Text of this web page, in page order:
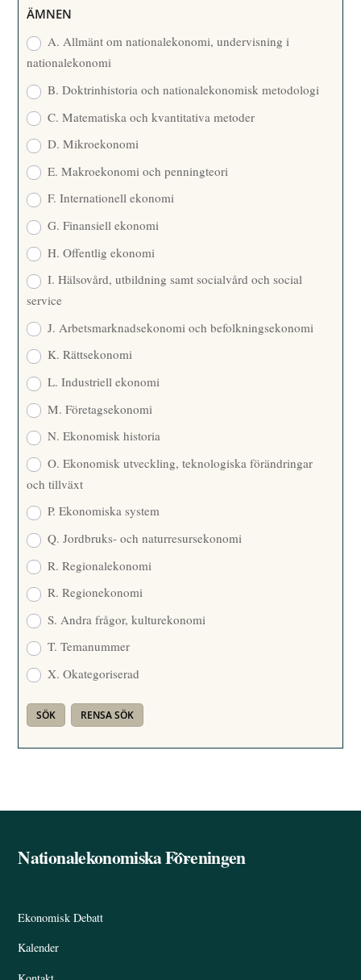
R
ÄMNEN
A. Allmänt om nationalekonomi, undervisning i
nationalekonomi
B. Doktrinhistoria och nationalekonomisk metodologi
C. Matematiska och kvantitativa metoder
D. Mikroekonomi
E. Makroekonomi och penningteori
F. Internationell ekonomi
G. Finansiell ekonomi
H. Offentlig ekonomi
I. Hälsovård, utbildning samt socialvård och social
service
J. Arbetsmarknadsekonomi och befolkningsekonomi
K. Rättsekonomi
L. Industriell ekonomi
M. Företagsekonomi
N. Ekonomisk historia
O. Ekonomisk utveckling, teknologiska förändringar
och tillväxt
P. Ekonomiska system
Q. Jordbruks- och naturresursekonomi
R. Regionalekonomi
R. Regionekonomi
S. Andra frågor, kulturekonomi
T. Temanummer
X. Okategoriserad
Back
Nationalekonomiska Föreningen
Ekonomisk Debatt
Kalender